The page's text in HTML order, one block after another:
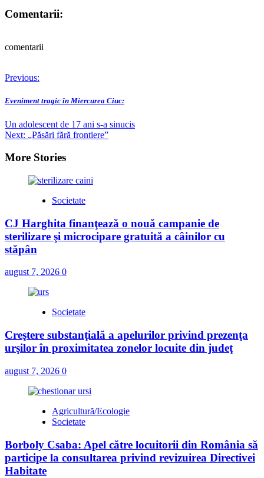
Comentarii:
comentarii
Post
navigation
Previous:
Eveniment tragic în Miercurea Ciuc:
Un adolescent de 17 ani s-a sinucis
Next: „Păsări fără frontiere”
More Stories
Societate
CJ Harghita finanţează o nouă campanie de
sterilizare şi microcipare gratuită a câinilor cu
stăpân
august 7, 2026 0
Societate
Creştere substanţială a apelurilor privind prezenţa
urşilor în proximitatea zonelor locuite din judeţ
august 7, 2026 0
Agricultură/Ecologie
Societate
Borboly Csaba: Apel către locuitorii din România să
participe la consultarea privind revizuirea Directivei
Habitate